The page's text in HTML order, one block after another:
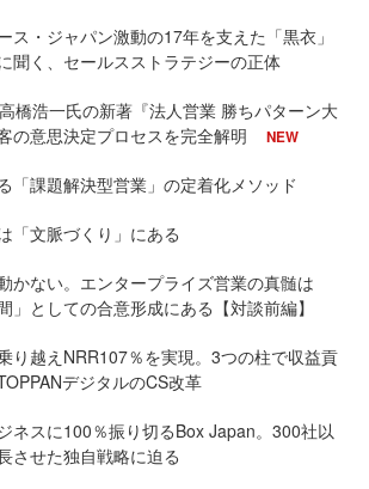
ス・ジャパン激動の17年を支えた「黒衣」
聞く、セールスストラテジーの正体
橋浩一氏の新著『法人営業 勝ちパターン大
の意思決定プロセスを完全解明
NEW
「課題解決型営業」の定着化メソッド
「文脈づくり」にある
かない。エンタープライズ営業の真髄は
」としての合意形成にある【対談前編】
り越えNRR107％を実現。3つの柱で収益貢
デジタルのCS改革
ネスに100％振り切るBox Japan。300社以
させた独自戦略に迫る